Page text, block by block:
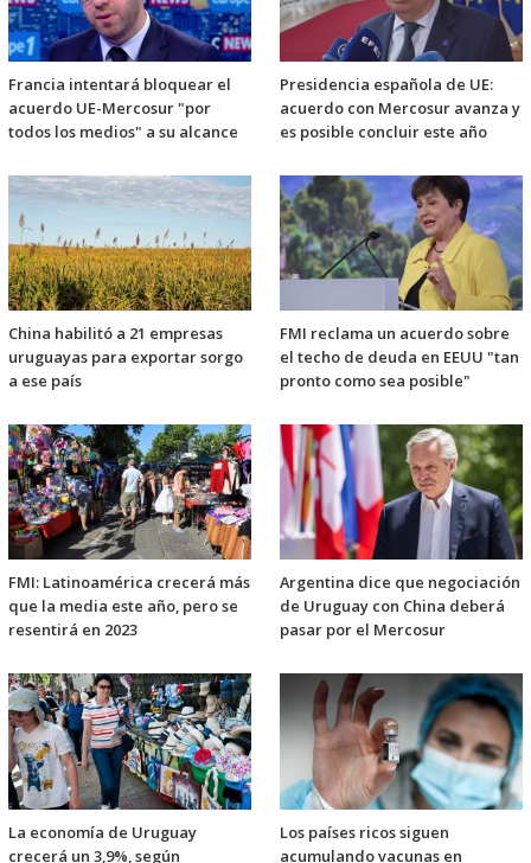
Francia intentará bloquear el
acuerdo UE-Mercosur "por
todos los medios" a su alcance
Presidencia española de UE:
acuerdo con Mercosur avanza y
es posible concluir este año
China habilitó a 21 empresas
uruguayas para exportar sorgo
a ese país
FMI reclama un acuerdo sobre
el techo de deuda en EEUU "tan
pronto como sea posible"
FMI: Latinoamérica crecerá más
que la media este año, pero se
resentirá en 2023
Argentina dice que negociación
de Uruguay con China deberá
pasar por el Mercosur
La economía de Uruguay
crecerá un 3,9%, según
Los países ricos siguen
acumulando vacunas en